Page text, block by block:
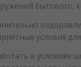
бытового,
условия
в условиях